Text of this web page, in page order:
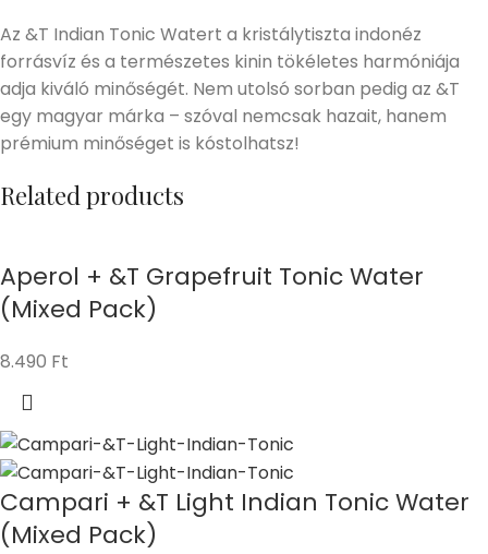
Az &T Indian Tonic Watert a kristálytiszta indonéz
forrásvíz és a természetes kinin tökéletes harmóniája
adja kiváló minőségét. Nem utolsó sorban pedig az &T
egy magyar márka – szóval nemcsak hazait, hanem
prémium minőséget is kóstolhatsz!
Related products
Aperol + &T Grapefruit Tonic Water
(Mixed Pack)
8.490 Ft
Campari + &T Light Indian Tonic Water
(Mixed Pack)